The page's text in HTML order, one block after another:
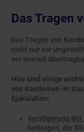
Das Tragen
Das Tragen von
nicht nur vor
vor sexuell
Hier sind einige
von Kondomen im
Ejakulation:
Verzögerung
beitragen, die